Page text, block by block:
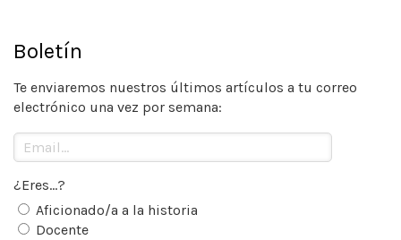
Boletín
Te enviaremos nuestros últimos artículos a tu correo
electrónico una vez por semana:
¿Eres...?
Aficionado/a a la historia
Docente